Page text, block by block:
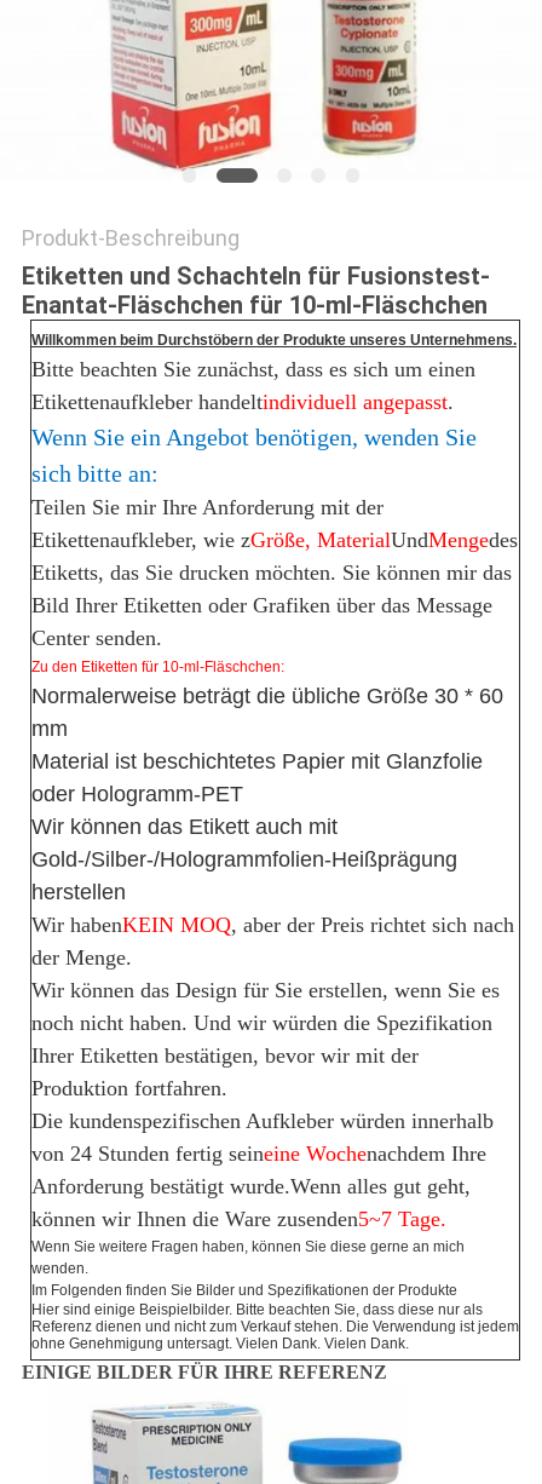
Produkt-Beschreibung
Etiketten und Schachteln für Fusionstest-
Enantat-Fläschchen für 10-ml-Fläschchen
Willkommen beim Durchstöbern der Produkte unseres Unternehmens.
Bitte beachten Sie zunächst, dass es sich um einen
Etikettenaufkleber handeltindividuell angepasst.
Wenn Sie ein Angebot benötigen, wenden Sie
sich bitte an:
Teilen Sie mir Ihre Anforderung mit der
Etikettenaufkleber, wie zGröße, MaterialUndMengedes
Etiketts, das Sie drucken möchten. Sie können mir das
Bild Ihrer Etiketten oder Grafiken über das Message
Center senden.
Zu den Etiketten für 10-ml-Fläschchen:
Normalerweise beträgt die übliche Größe 30 * 60
mm
Material ist beschichtetes Papier mit Glanzfolie
oder Hologramm-PET
Wir können das Etikett auch mit
Gold-/Silber-/Hologrammfolien-Heißprägung
herstellen
Wir habenKEIN MOQ, aber der Preis richtet sich nach
der Menge.
Wir können das Design für Sie erstellen, wenn Sie es
noch nicht haben. Und wir würden die Spezifikation
Ihrer Etiketten bestätigen, bevor wir mit der
Produktion fortfahren.
Die kundenspezifischen Aufkleber würden innerhalb
von 24 Stunden fertig seineine Wochenachdem Ihre
Anforderung bestätigt wurde.Wenn alles gut geht,
können wir Ihnen die Ware zusenden5~7 Tage.
Wenn Sie weitere Fragen haben, können Sie diese gerne an mich
wenden.
Im Folgenden finden Sie Bilder und Spezifikationen der Produkte
Hier sind einige Beispielbilder. Bitte beachten Sie, dass diese nur als
Referenz dienen und nicht zum Verkauf stehen. Die Verwendung ist jedem
ohne Genehmigung untersagt. Vielen Dank. Vielen Dank.
EINIGE BILDER FÜR IHRE REFERENZ